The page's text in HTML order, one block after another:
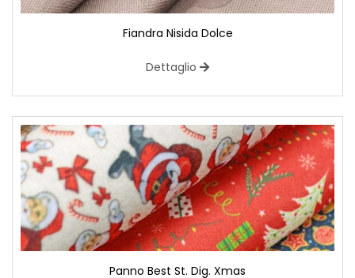
Fiandra Nisida Dolce
Dettaglio
Panno Best St. Dig. Xmas